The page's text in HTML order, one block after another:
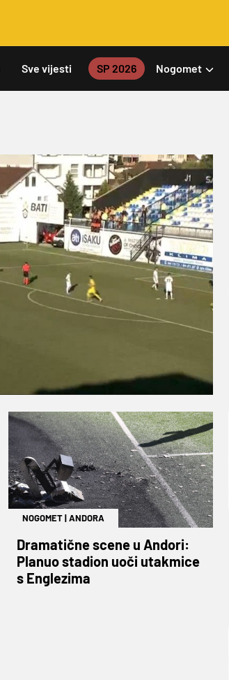
Sve vijesti SP 2026 Nogomet
NOGOMET|ANDORA
Dramatične scene u Andori:
Planuo stadion uoči utakmice
s Englezima